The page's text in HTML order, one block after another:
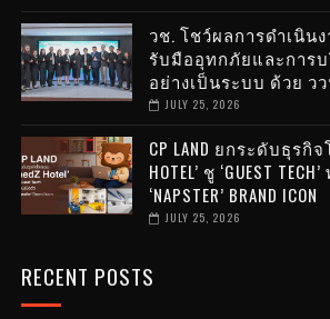
วช. โชว์ผลการดำเนิน
รับมืออุทกภัยและการ
อย่างเป็นระบบ ด้วย ว
JULY 25, 2026
CP LAND ยกระดับธุรกิจ
HOTEL’ ชู ‘GUEST
‘NAPSTER’ BRAND ICON
JULY 25, 2026
RECENT POSTS